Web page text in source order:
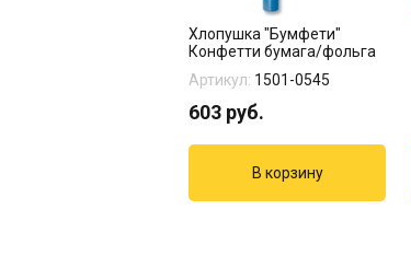
Хлопушка "Бумфети"
Конфетти бумага/фольга
Артикул: 1501-0545
603 руб.